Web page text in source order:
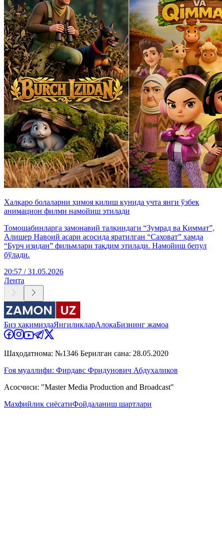
Халқаро болаларни ҳимоя қилиш кунида учта янги ўзбек
анимацион филми намойиш этилади
Томошабинларга замонавий талқиндаги “Зумрад ва Қиммат”,
Алишер Навоий асари асосида яратилган “Саховат” ҳамда
“Бурч изидан” фильмлари тақдим этилади. Намойиш бепул
бўлади.
20:57 / 31.05.2026
Лента
Биз ҳақимиздаЯнгиликларАлоқаБизнинг жамоа
Шаҳодатнома: №1346 Берилган сана: 28.05.2020
Ғоя муаллифи: Фирдавс Фридунович Абдухаликов
Асосчиси: "Master Media Production and Broadcast"
Махфийлик сиёсатиФойдаланиш шартлари